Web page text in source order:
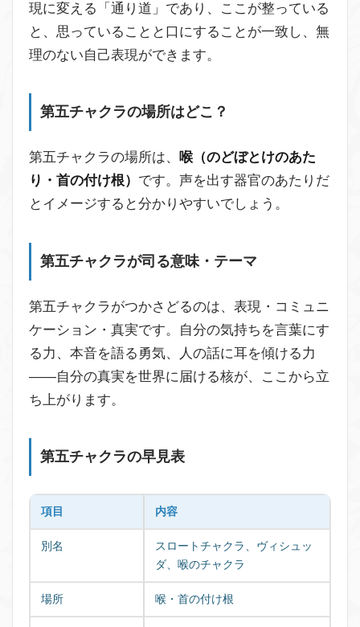
現に変える「通り道」であり、ここが整っている
と、思っていることと口にすることが一致し、無
理のない自己表現ができます。
第五チャクラの場所はどこ？
第五チャクラの場所は、
喉（のどぼとけのあた
り・首の付け根） です。声を出す器官のあたりだ
とイメージすると分かりやすいでしょう。
第五チャクラが司る意味・テーマ
第五チャクラがつかさどるのは、表現・コミュニ
ケーション・真実です。自分の気持ちを言葉にす
る力、本音を語る勇気、人の話に耳を傾ける力
——自分の真実を世界に届ける核が、ここから立
ち上がります。
第五チャクラの早見表
項目 内容
別名
スロートチャクラ、ヴィシュッ
ダ、喉のチャクラ
場所 喉・首の付け根